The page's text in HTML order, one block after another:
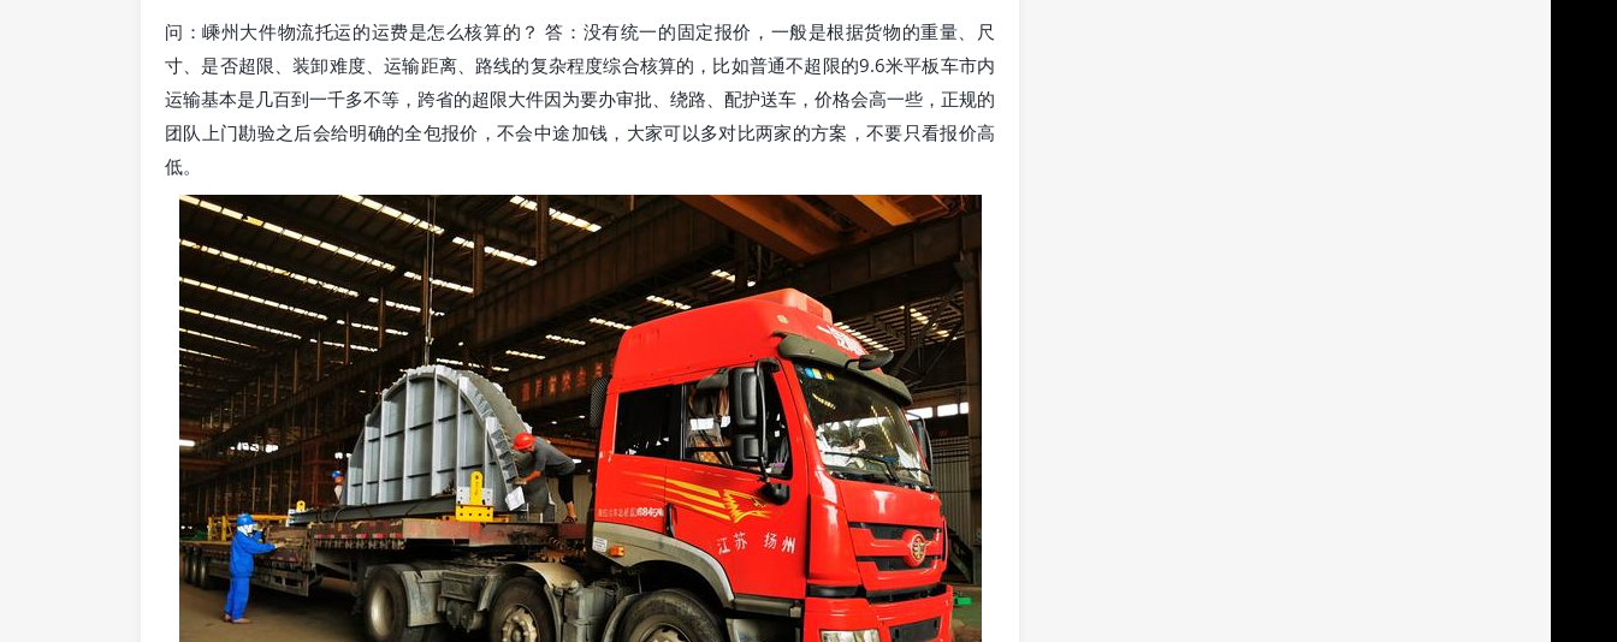
问：嵊州大件物流托运的运费是怎么核算的？ 答：没有统一的固定报价，一般是根据货物的重量、尺
寸、是否超限、装卸难度、运输距离、路线的复杂程度综合核算的，比如普通不超限的9.6米平板车市内
运输基本是几百到一千多不等，跨省的超限大件因为要办审批、绕路、配护送车，价格会高一些，正规的
团队上门勘验之后会给明确的全包报价，不会中途加钱，大家可以多对比两家的方案，不要只看报价高
低。